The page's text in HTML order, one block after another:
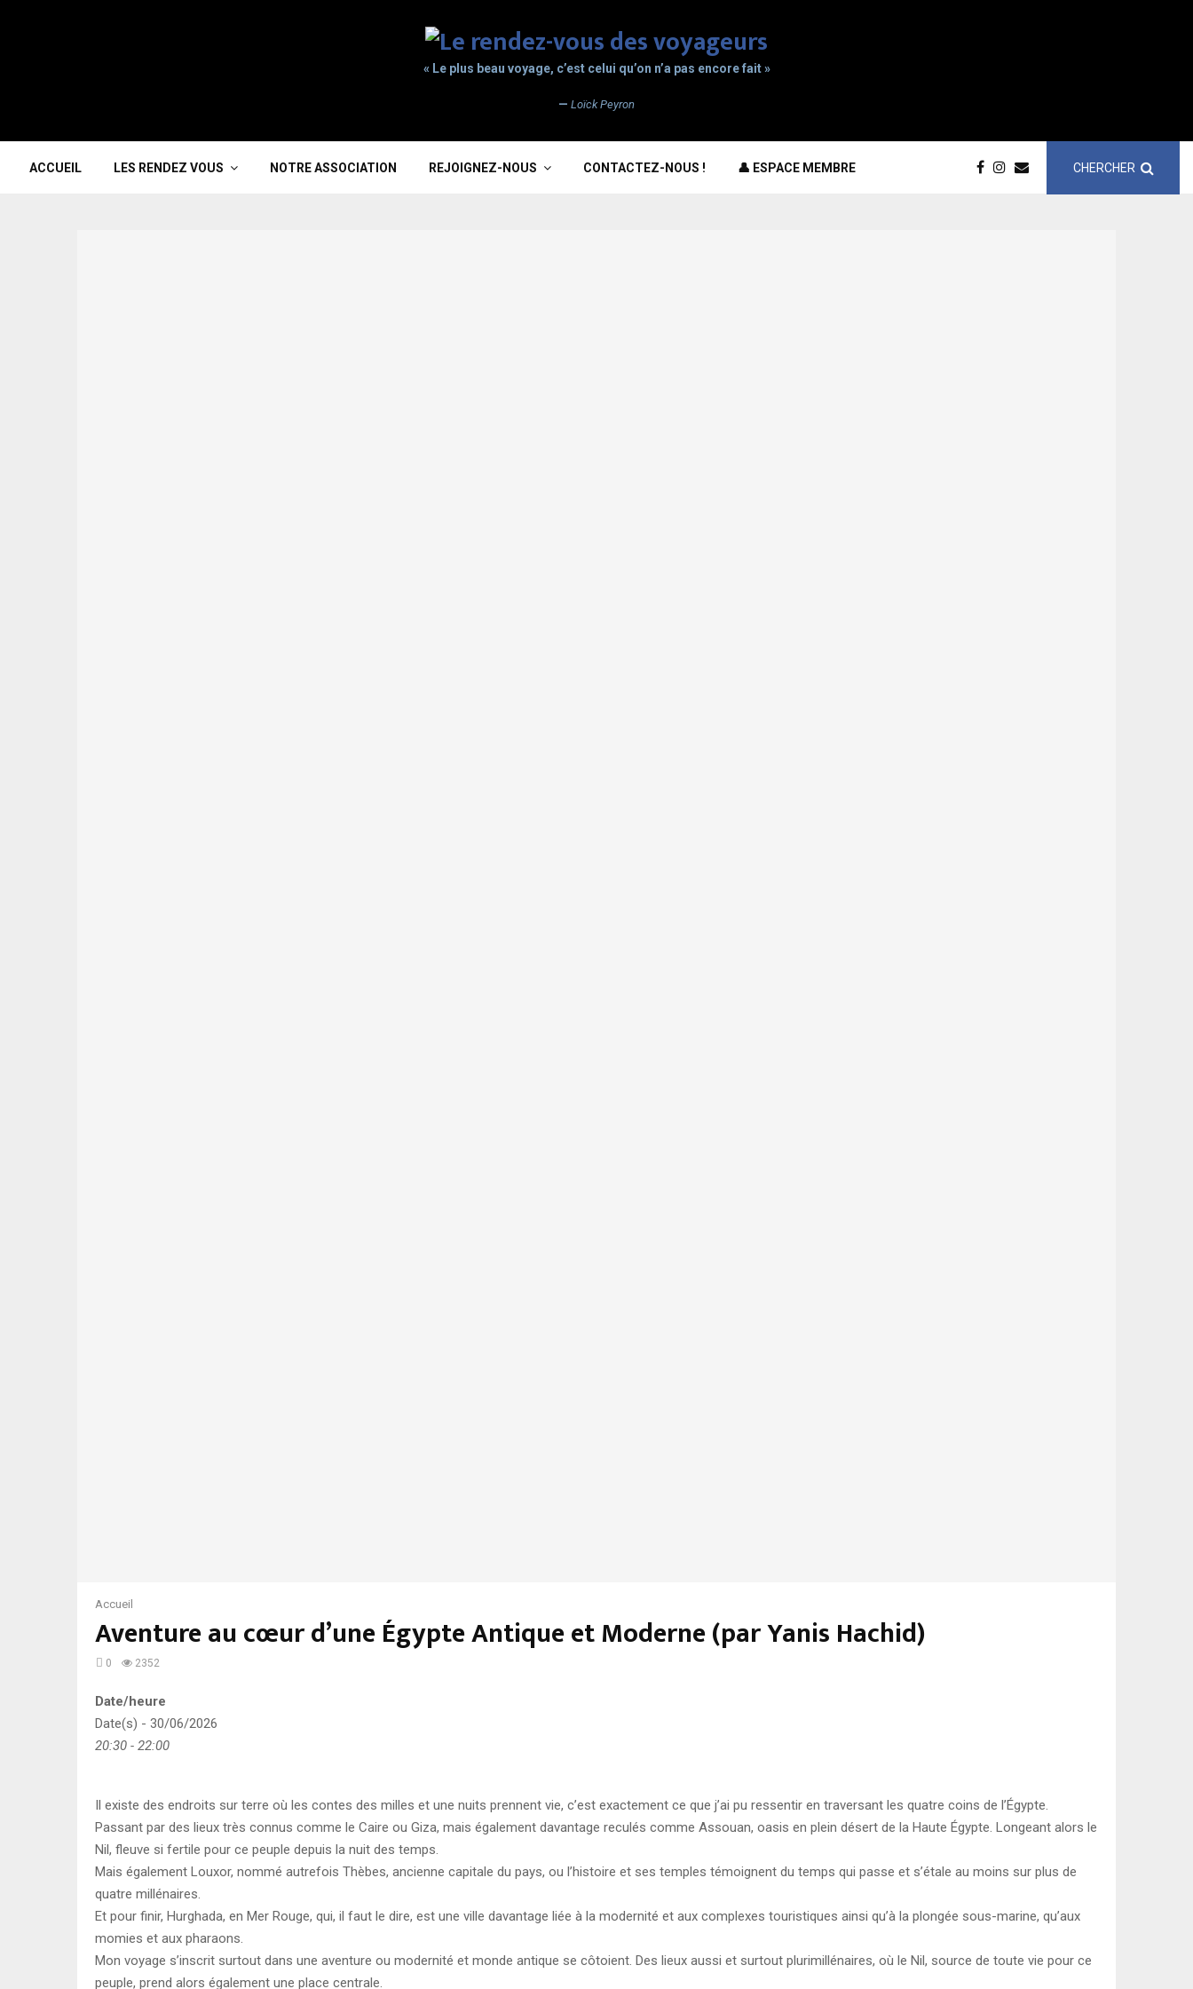
« Le plus beau voyage, c’est celui qu’on n’a pas encore fait »
— Loïck Peyron
ACCUEIL LES RENDEZ VOUS NOTRE ASSOCIATION REJOIGNEZ-NOUS CONTACTEZ-NOUS ! 👤 ESPACE MEMBRE CHERCHER
Accueil
Aventure au cœur d’une Égypte Antique et Moderne (par Yanis Hachid)
0 2352
Date/heure
Date(s) - 30/06/2026
20:30 - 22:00
Il existe des endroits sur terre où les contes des milles et une nuits prennent vie, c’est exactement ce que j’ai pu ressentir en traversant les quatre coins de l’Égypte.
Passant par des lieux très connus comme le Caire ou Giza, mais également davantage reculés comme Assouan, oasis en plein désert de la Haute Égypte. Longeant alors le
Nil, fleuve si fertile pour ce peuple depuis la nuit des temps.
Mais également Louxor, nommé autrefois Thèbes, ancienne capitale du pays, ou l’histoire et ses temples témoignent du temps qui passe et s’étale au moins sur plus de
quatre millénaires.
Et pour finir, Hurghada, en Mer Rouge, qui, il faut le dire, est une ville davantage liée à la modernité et aux complexes touristiques ainsi qu’à la plongée sous-marine, qu’aux
momies et aux pharaons.
Mon voyage s’inscrit surtout dans une aventure ou modernité et monde antique se côtoient. Des lieux aussi et surtout plurimillénaires, où le Nil, source de toute vie pour ce
peuple, prend alors également une place centrale.